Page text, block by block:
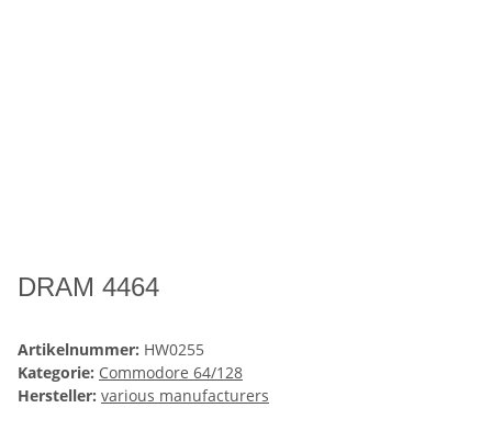
DRAM 4464
Artikelnummer: HW0255
Kategorie: Commodore 64/128
Hersteller: various manufacturers